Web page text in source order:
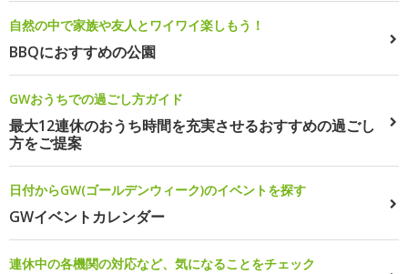
自然の中で家族や友人とワイワイ楽しもう！
BBQにおすすめの公園
GWおうちでの過ごし方ガイド
最大12連休のおうち時間を充実させるおすすめの過ごし
方をご提案
日付からGW(ゴールデンウィーク)のイベントを探す
GWイベントカレンダー
連休中の各機関の対応など、気になることをチェック